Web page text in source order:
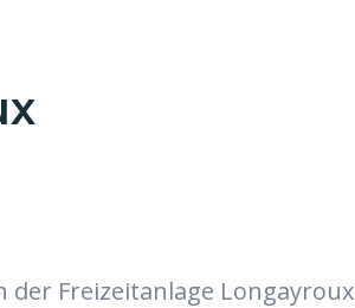
Freizeitanlage Longayroux